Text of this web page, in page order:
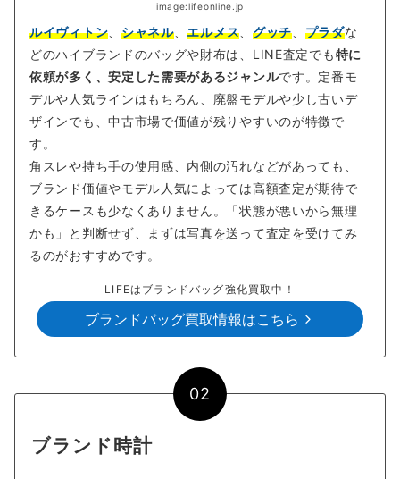
image:lifeonline.jp
ルイヴィトン、 シャネル、エルメス、 グッチ、 プラダな
どのハイブランドのバッグや財布は、LINE査定でも特に
依頼が多く、安定した需要があるジャンルです。定番モ
デルや人気ラインはもちろん、廃盤モデルや少し古いデ
ザインでも、中古市場で価値が残りやすいのが特徴で
す。
角スレや持ち手の使用感、内側の汚れなどがあっても、
ブランド価値やモデル人気によっては高額査定が期待で
きるケースも少なくありません。「状態が悪いから無理
かも」と判断せず、まずは写真を送って査定を受けてみ
るのがおすすめです。
LIFEはブランドバッグ強化買取中！
ブランドバッグ買取情報はこちら
02
ブランド時計